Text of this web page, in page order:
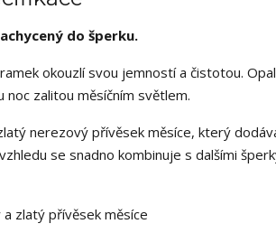
do šperku.
okouzlí svou jemností a čistotou.
noc zalitou měsíčním světlem.
nerezový přívěsek měsíce, který
se snadno kombinuje s dalšími
zlatý přívěsek měsíce